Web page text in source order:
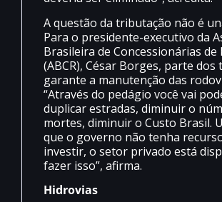
A questão da tributação não é
Para o presidente-executivo da
Brasileira de Concessionárias de
(ABCR), César Borges, parte
garante a manutenção das
“Através do pedágio você vai
duplicar estradas, diminuir o
mortes, diminuir o Custo Brasil.
que o governo não tenha
investir, o setor privado está
fazer isso”, afirma.
Hidrovias